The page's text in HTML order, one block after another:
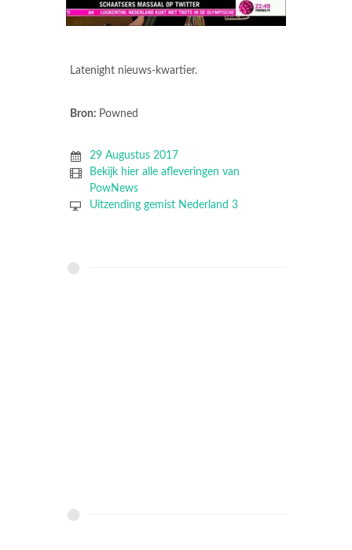
Latenight nieuws-kwartier.
Bron: Powned
29 Augustus 2017
Bekijk hier alle afleveringen van
PowNews
Uitzending gemist Nederland 3